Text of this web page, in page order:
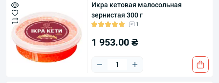
Икра кетовая малосольная
зернистая 300 г
1
1 953.00 ₴